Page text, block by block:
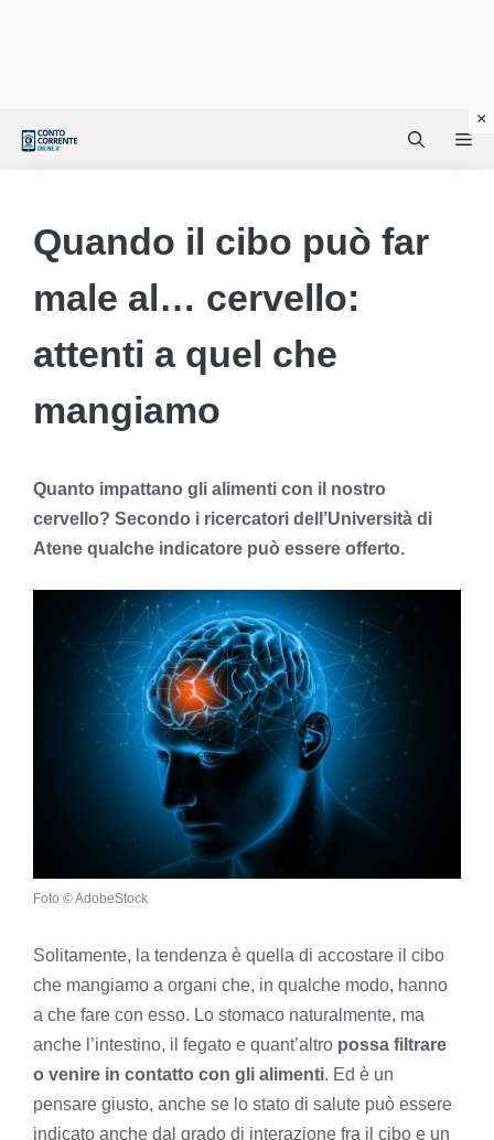
Quando il cibo può far
male al… cervello:
attenti a quel che
mangiamo
Quanto impattano gli alimenti con il nostro
cervello? Secondo i ricercatori dell’Università di
Atene qualche indicatore può essere offerto.
Foto © AdobeStock
Solitamente, la tendenza è quella di accostare il cibo
che mangiamo a organi che, in qualche modo, hanno
a che fare con esso. Lo stomaco naturalmente, ma
anche l’intestino, il fegato e quant’altro possa filtrare
o venire in contatto con gli alimenti. Ed è un
pensare giusto, anche se lo stato di salute può essere
indicato anche dal grado di interazione fra il cibo e un